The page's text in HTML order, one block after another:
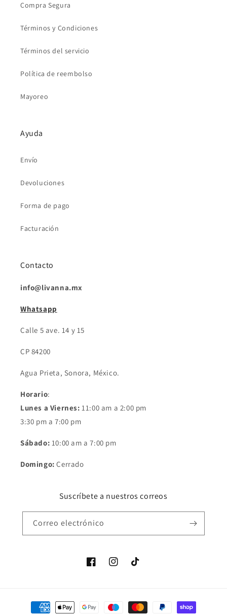
Compra Segura
Términos y Condiciones
Términos del servicio
Política de reembolso
Mayoreo
Ayuda
Envío
Devoluciones
Forma de pago
Facturación
Contacto
info@livanna.mx
Whatsapp
Calle 5 ave. 14 y 15
CP 84200
Agua Prieta, Sonora, México.
Horario:
Lunes a Viernes: 11:00 am a 2:00 pm
3:30 pm a 7:00 pm
Sábado: 10:00 am a 7:00 pm
Domingo: Cerrado
Suscríbete a nuestros correos
Correo electrónico
FacebookInstagramTikTok
Formas